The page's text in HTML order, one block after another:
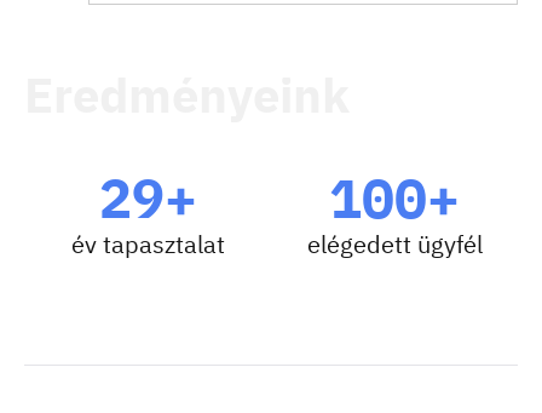
29+
év tapasztalat
100+
elégedett ügyfél